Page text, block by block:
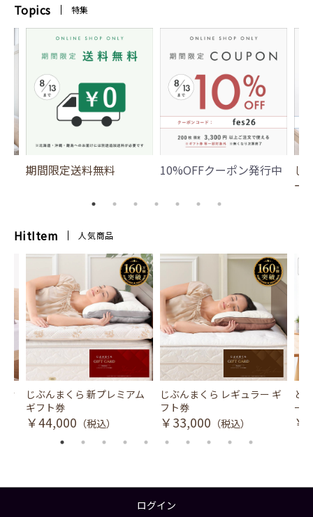
Topics 特集
期間限定送料無料 10%OFFクーポン発行中
じ
ー
HitItem 人気商品
冷
じぶんまくら 新プレミアム
ギフト券
￥44,000 （税込）
じぶんまくら レギュラー ギ
フト券
￥33,000 （税込）
と
ース
￥
ログイン